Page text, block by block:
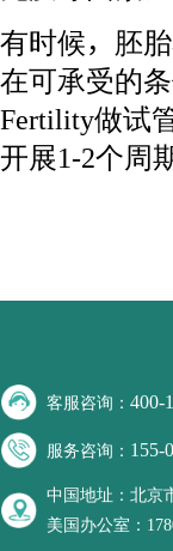
有时候，胚
在可承受的
Fertility做试
开展1-2个周
客服咨询：400-
服务咨询： 155-
中国地址：北京
美国办公室：